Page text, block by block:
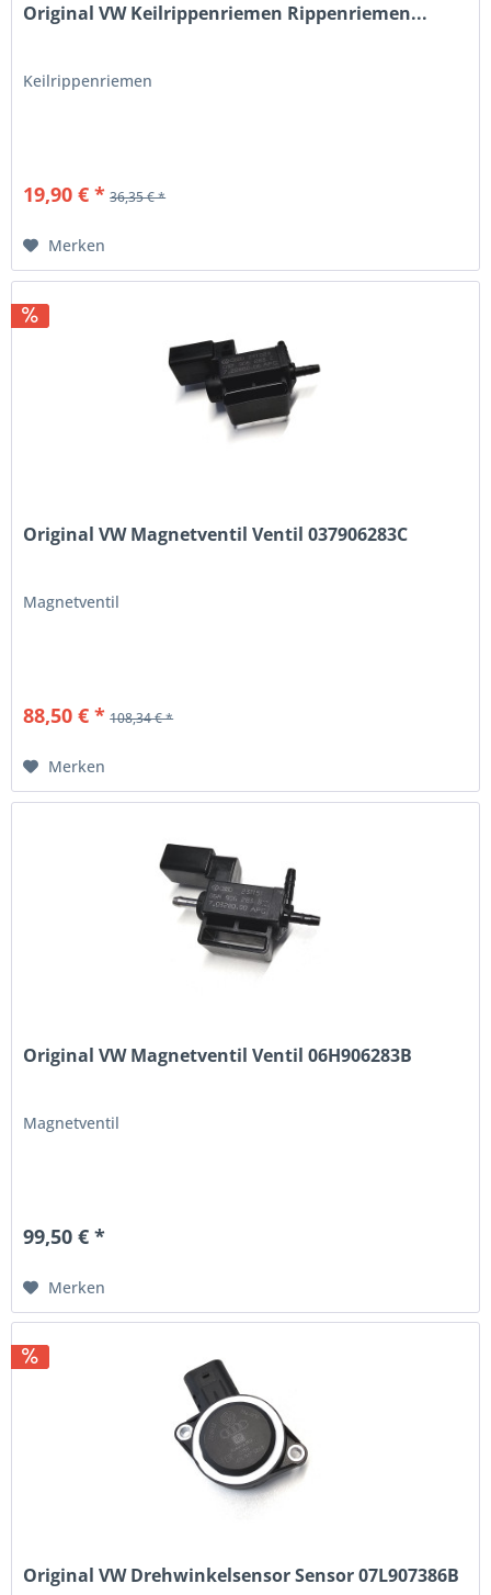
Original VW Keilrippenriemen Rippenriemen...
Keilrippenriemen
19,90 € * 36,35 € *
Merken
Original VW Magnetventil Ventil 037906283C
Magnetventil
88,50 € * 108,34 € *
Merken
Original VW Magnetventil Ventil 06H906283B
Magnetventil
99,50 € *
Merken
Original VW Drehwinkelsensor Sensor 07L907386B